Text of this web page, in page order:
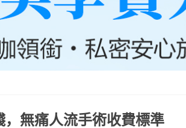
，無痛人流手術收費標準